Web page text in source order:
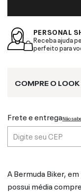
PERSONAL
Receba ajuda
perfeito para
COMPRE O LOOK
Frete e entregaNão
A Bermuda Biker,
possui média